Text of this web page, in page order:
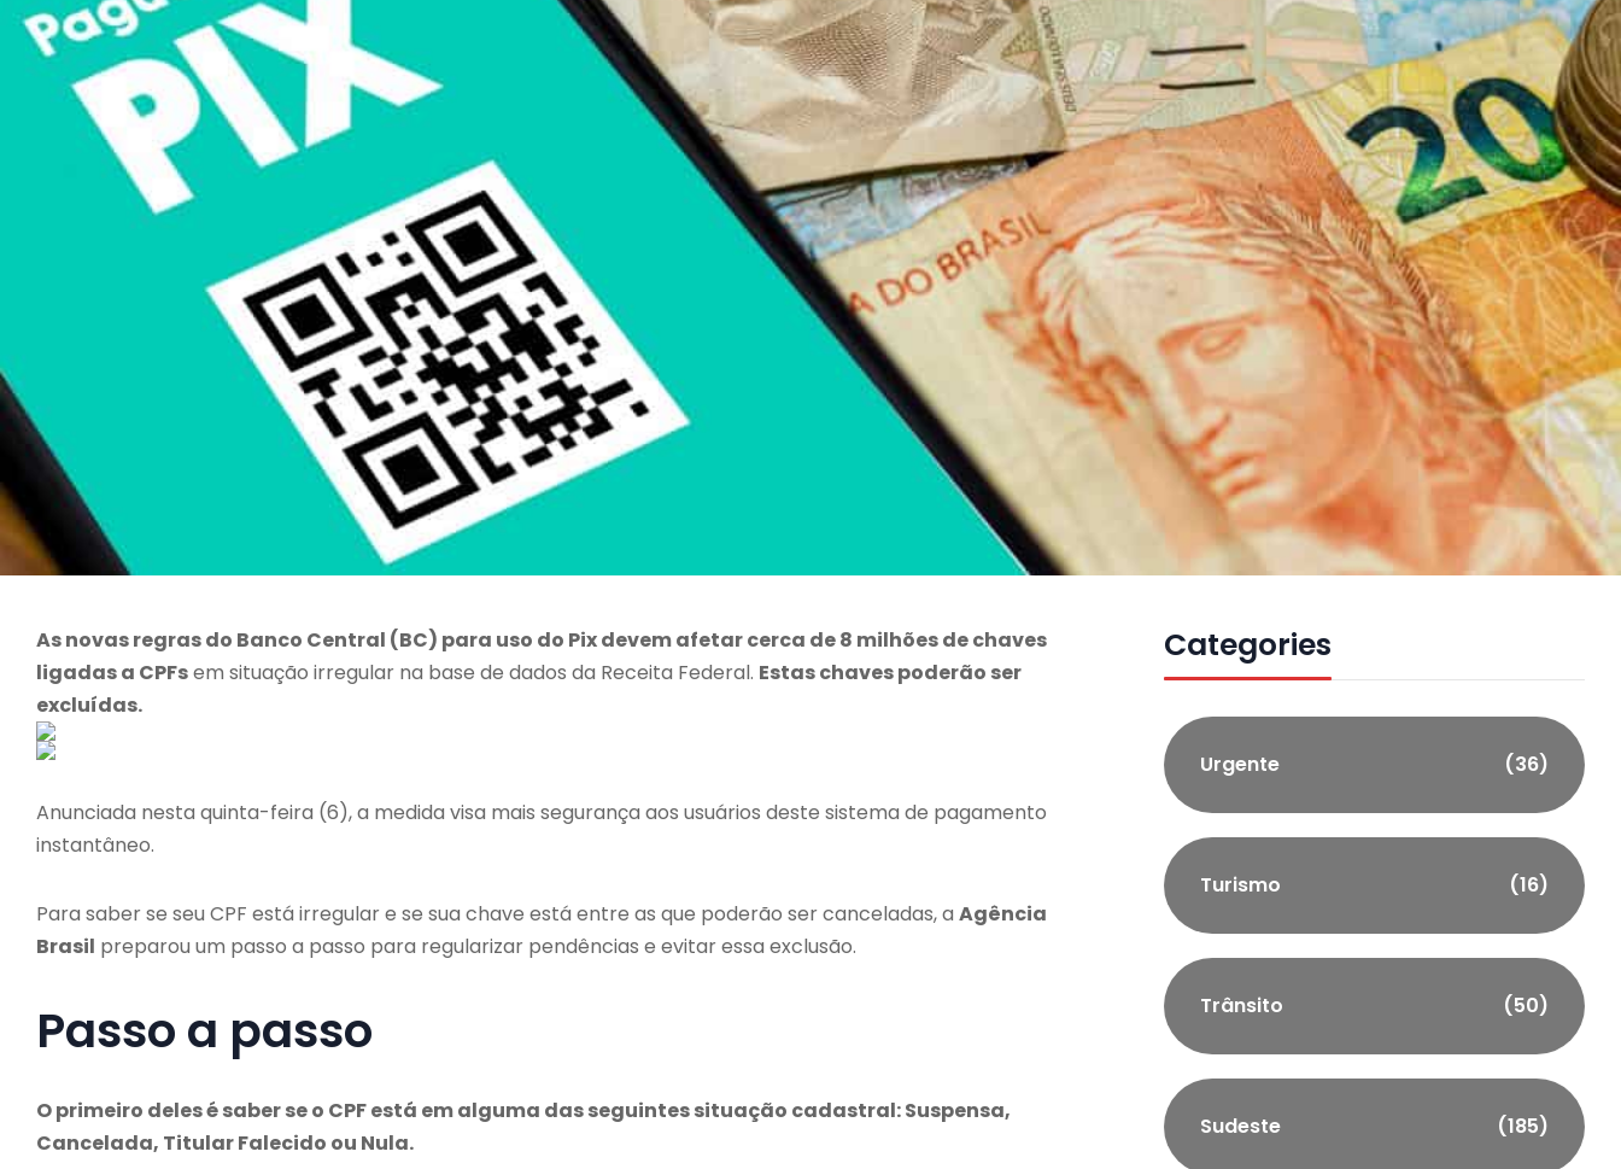
As novas regras do Banco Central (BC) para uso do Pix devem afetar cerca de 8 milhões de chaves
ligadas a CPFsem situação irregular na base de dados da Receita Federal. Estas chaves poderão ser
excluídas.
Anunciada nesta quinta-feira (6), a medida visa mais segurança aos usuários deste sistema de pagamento
instantâneo.
Para saber se seu CPF está irregular e se sua chave está entre as que poderão ser canceladas, a Agência
Brasil preparou um passo a passo para regularizar pendências e evitar essa exclusão.
Passo a passo
O primeiro deles é saber se o CPF está em alguma das seguintes situação cadastral: Suspensa,
Cancelada, Titular Falecido ou Nula.
Categories
Urgente (36)
Turismo (16)
Trânsito (50)
Sudeste (185)